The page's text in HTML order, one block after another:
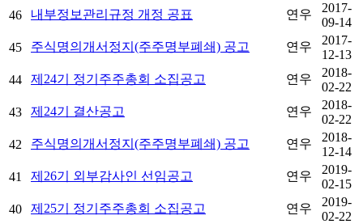
46
내부정보관리규정 개정 공표 연우
2017-
09-14
45
주식명의개서정지(주주명부폐쇄) 공고 연우
2017-
12-13
44
제24기 정기주주총회 소집공고 연우
2018-
02-22
43
제24기 결산공고 연우
2018-
02-22
42
주식명의개서정지(주주명부폐쇄) 공고 연우
2018-
12-14
41
제26기 외부감사인 선임공고 연우
2019-
02-15
40
제25기 정기주주총회 소집공고 연우
2019-
02-22